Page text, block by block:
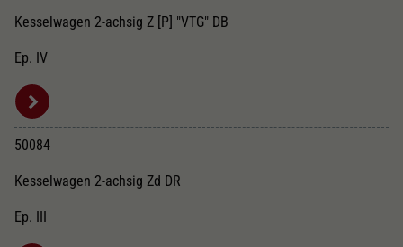
Kesselwagen 2-achsig Z [P] "VTG" DB
Ep. IV
50084
Kesselwagen 2-achsig Zd DR
Ep. III